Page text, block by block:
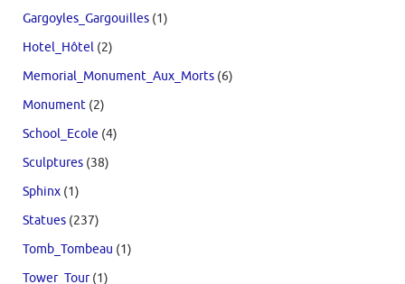
Gargoyles_Gargouilles (1)
Hotel_Hôtel (2)
Memorial_Monument_Aux_Morts (6)
Monument (2)
School_Ecole (4)
Sculptures (38)
Sphinx (1)
Statues (237)
Tomb_Tombeau (1)
Tower_Tour(1)